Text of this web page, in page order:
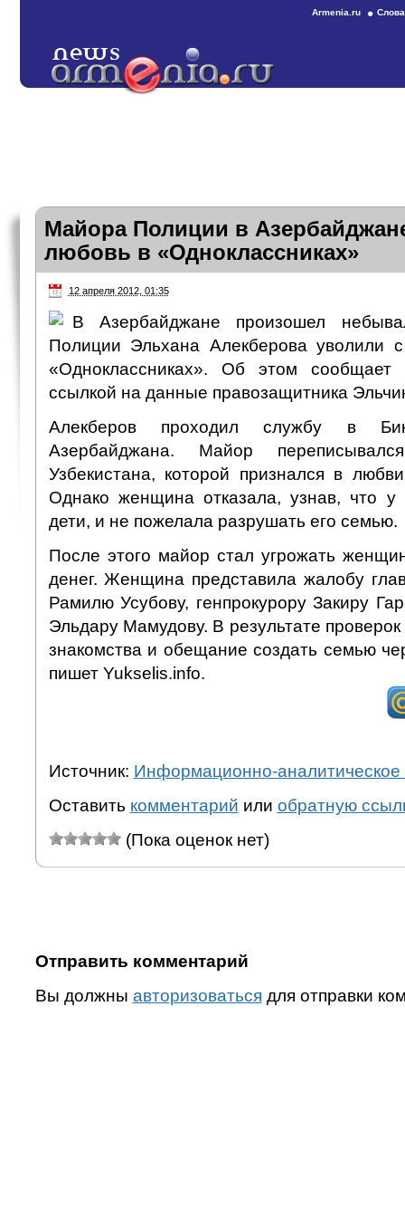
Armenia.ru
Майора Полиции в
любовь в «Одноклассниках»
12 апреля 2012, 01:35
В Азербайджане произошел
Полиции Эльхана Алекберова уволили
«Одноклассниках». Об этом сообщает
ссылкой на данные правозащитника
Алекберов проходил службу в
Азербайджана. Майор
Узбекистана, которой признался в
Однако женщина отказала, узнав, что
дети, и не пожелала разрушать его семью.
После этого майор стал угрожать
денег. Женщина представила жалобу
Рамилю Усубову, генпрокурору Закиру
Эльдару Мамудову. В результате
знакомства и обещание создать семью
пишет Yukselis.info.
Источник: Информационно-аналитическое
Оставить комментарий или обратную
(Пока оценок нет)
Отправить комментарий
Вы должны авторизоваться для отправки